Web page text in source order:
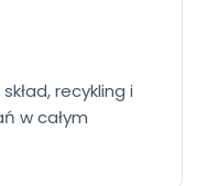
recykling i
w całym